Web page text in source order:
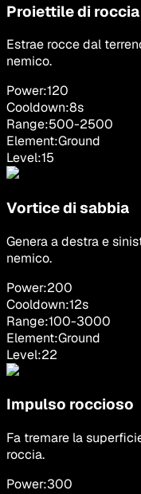
Proiettile di roccia
Estrae rocce dal
nemico.
Power:120
Cooldown:8s
Range:500-2500
Element:Ground
Level:15
Vortice di sabbia
Genera a destra e
nemico.
Power:200
Cooldown:12s
Range:100-3000
Element:Ground
Level:22
Impulso roccioso
Fa tremare la
roccia.
Power:300